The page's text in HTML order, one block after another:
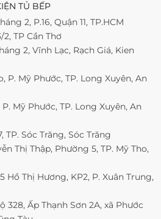
TỦ BẾP
2, P.16, Quận 11, TP.HCM
TP Cần Thơ
2, Vĩnh Lạc, Rạch Giá, Kien
P. Mỹ Phước, TP. Long Xuyên, An
Mỹ Phước, TP. Long Xuyên, An
TP. Sóc Trăng, Sóc Trăng
Thị Thập, Phường 5, TP. Mỹ Tho,
Thị Hương, KP2, P. Xuân Trung,
Ấp Thạnh Sơn 2A, xã Phước